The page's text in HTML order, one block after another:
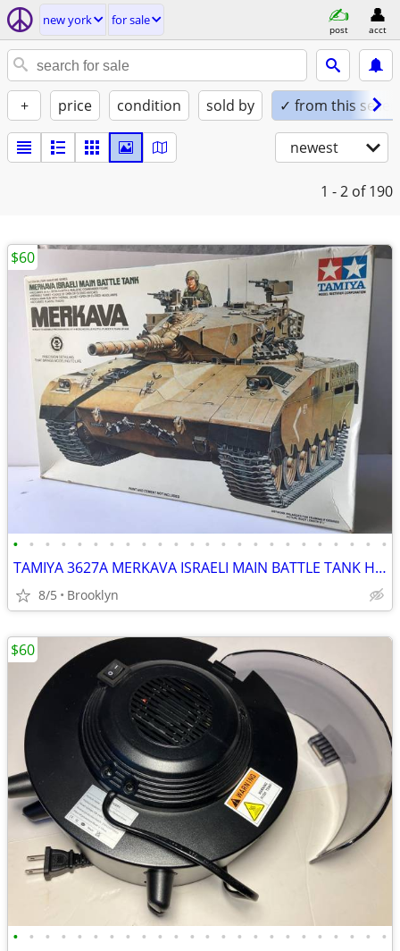
new york for sale
post acct
+ price condition sold by ✓ from this seller
newest
1 - 2 of 190
• • • • • • • • • • • • • • • • • • • • • • • •
TAMIYA 3627A MERKAVA ISRAELI MAIN BATTLE TANK HIGH DETAIL SCALE MODEL
8/5 Brooklyn
$60
• • • • • • • • • • • • • • • • • • • • • • • •
$60